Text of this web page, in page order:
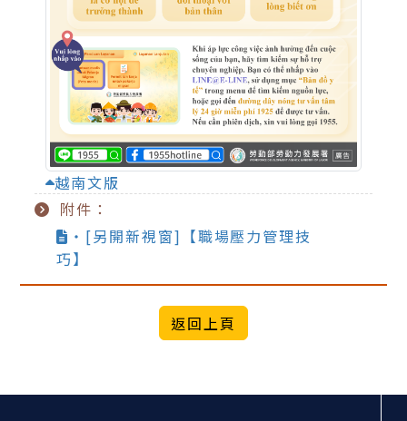
越南文版
附件：
‧[另開新視窗]【職場壓力管理技
巧】